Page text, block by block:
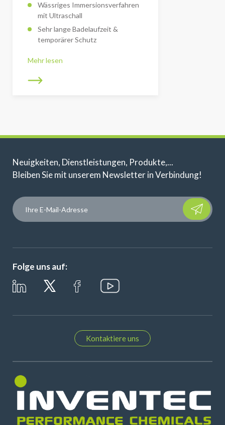
Wässriges Immersionsverfahren
mit Ultraschall
Sehr lange Badelaufzeit &
temporärer Schutz
Mehr lesen
Neuigkeiten, Dienstleistungen, Produkte,...
Bleiben Sie mit unserem Newsletter in Verbindung!
Please
Folge uns auf:
Kontaktiere uns